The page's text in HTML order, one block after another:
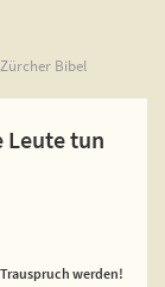
Zürcher Bibel
Leute tun
werden!